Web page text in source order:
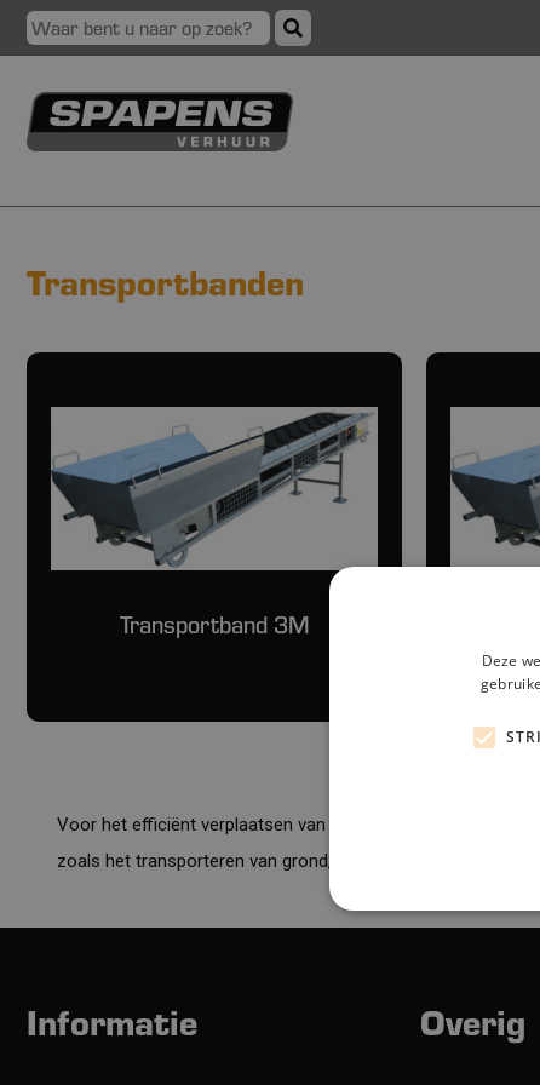
Transportbanden
Transportband 3M
Voor het efficiënt verplaatsen van materialen bieden wij
zoals het transporteren van grond, zand, puin, hout,
Informatie Overig
Deze